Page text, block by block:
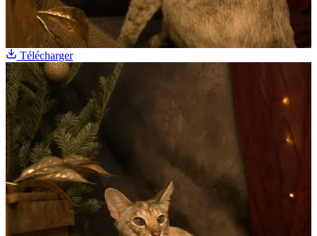
Télécharger